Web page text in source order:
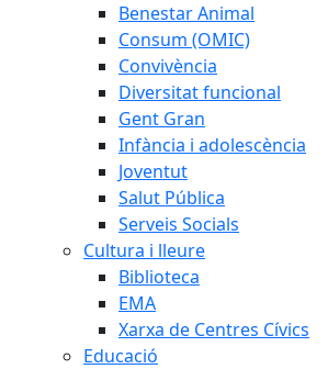
Benestar Animal
Consum (OMIC)
Convivència
Diversitat funcional
Gent Gran
Infància i adolescència
Joventut
Salut Pública
Serveis Socials
Cultura i lleure
Biblioteca
EMA
Xarxa de Centres Cívics
Educació